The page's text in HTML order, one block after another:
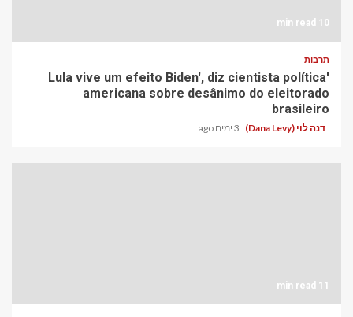
10 min read
תרבות
'Lula vive um efeito Biden', diz cientista política
americana sobre desânimo do eleitorado
brasileiro
דנה לוי (Dana Levy) 3 ימים ago
11 min read